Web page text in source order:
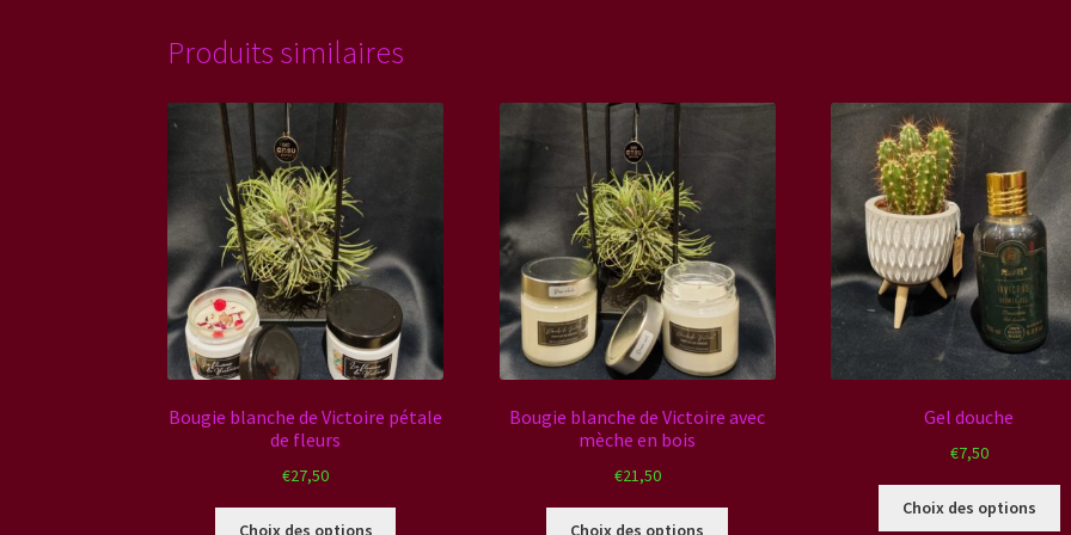
Produits similaires
Bougie blanche de Victoire pétale
de fleurs
€27,50
Bougie blanche de Victoire avec
mèche en bois
€21,50
Gel douche
€7,50
Choix des options